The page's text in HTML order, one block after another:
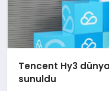
Tencent Hy3
sunuldu